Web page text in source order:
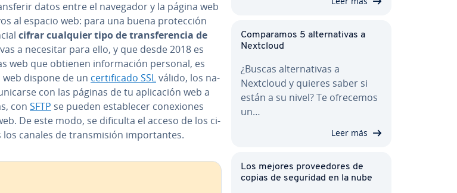
datos entre el navegador y la página web
al espacio web: para una buena pro­te­c­ción
cifrar cualquier tipo de tra­n­s­fe­re­n­cia de
a necesitar para ello, y que desde 2018 es
web que obtienen in­fo­r­ma­ción personal, es
dispone de un ce­r­ti­fi­ca­do SSLválido, los na­
con las páginas de tu apli­ca­ción web a
con SFTP se pueden es­ta­ble­cer co­ne­xio­nes
De este modo, se dificulta el acceso de los ci­
canales de tra­n­s­mi­sión im­po­r­ta­n­tes.
Co­m­pa­ra­mos 5 al­te­r­na­ti­vas a
Nextcloud
¿Buscas al­te­r­na­ti­vas a
Nextcloud y quieres saber si
están a su nivel? Te ofrecemos
un…
Leer más
Los mejores pro­vee­do­res de
copias de seguridad en la nube